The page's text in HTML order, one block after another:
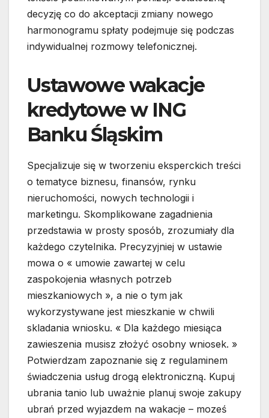
decyzję co do akceptacji zmiany nowego
harmonogramu spłaty podejmuje się podczas
indywidualnej rozmowy telefonicznej.
Ustawowe wakacje
kredytowe w ING
Banku Śląskim
Specjalizuje się w tworzeniu eksperckich treści
o tematyce biznesu, finansów, rynku
nieruchomości, nowych technologii i
marketingu. Skomplikowane zagadnienia
przedstawia w prosty sposób, zrozumiały dla
każdego czytelnika. Precyzyjniej w ustawie
mowa o « umowie zawartej w celu
zaspokojenia własnych potrzeb
mieszkaniowych », a nie o tym jak
wykorzystywane jest mieszkanie w chwili
skladania wniosku. « Dla każdego miesiąca
zawieszenia musisz złożyć osobny wniosek. »
Potwierdzam zapoznanie się z regulaminem
świadczenia usług drogą elektroniczną. Kupuj
ubrania tanio lub uważnie planuj swoje zakupy
ubrań przed wyjazdem na wakacje – moześ